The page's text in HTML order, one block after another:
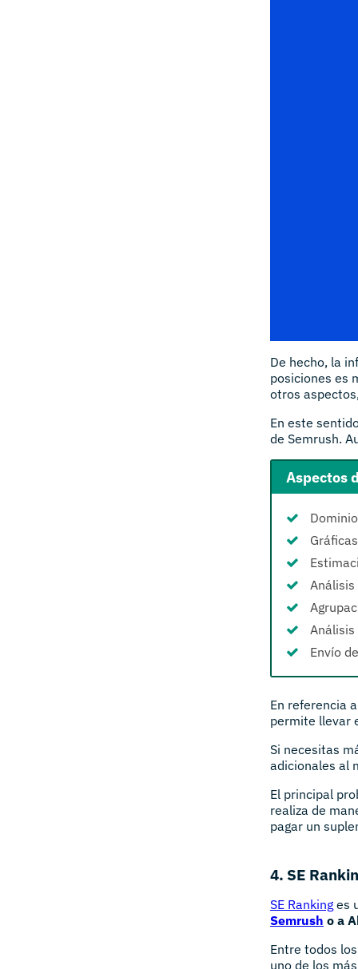
De hecho, la
posiciones es
otros
En este
de Semrush.
Aspectos
Envío
En referencia
permite llevar
Si necesitas
adicionales al
El principal
realiza de
pagar un
4. SE
SE Ranking es
Semrush o a
Entre todos
uno de los